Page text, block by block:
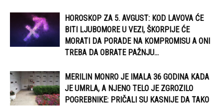
HOROSKOP ZA 5. AVGUST: KOD LAVOVA ĆE
BITI LJUBOMORE U VEZI, ŠKORPIJE ĆE
MORATI DA PORADE NA KOMPROMISU A ONI
TREBA DA OBRATE PAŽNJU...
MERILIN MONRO JE IMALA 36 GODINA KADA
JE UMRLA, A NJENO TELO JE ZGROZILO
POGREBNIKE: PRIČALI SU KASNIJE DA TAKO